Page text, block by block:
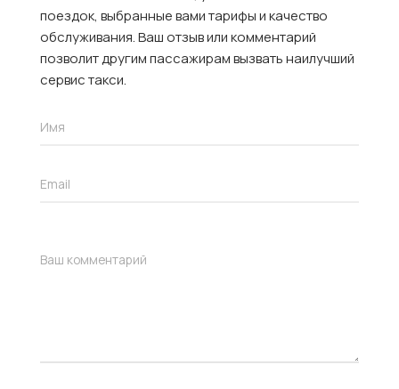
поездок, выбранные вами тарифы и качество
обслуживания. Ваш отзыв или комментарий
позволит другим пассажирам вызвать наилучший
сервис такси.